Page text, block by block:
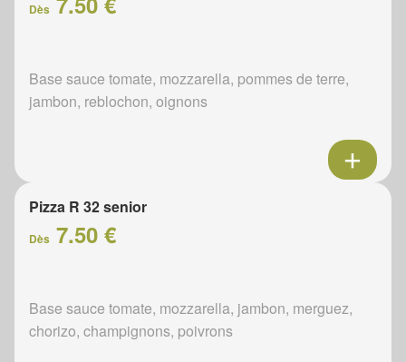
Dès
Base sauce tomate, mozzarella, pommes de terre,
jambon, reblochon, oignons
Pizza R 32 senior
Dès 7.50 €
Base sauce tomate, mozzarella, jambon, merguez,
chorizo, champignons, poivrons